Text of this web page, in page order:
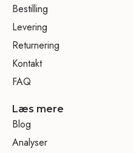
Bestilling
Levering
Returnering
Kontakt
FAQ
Læs mere
Blog
Analyser